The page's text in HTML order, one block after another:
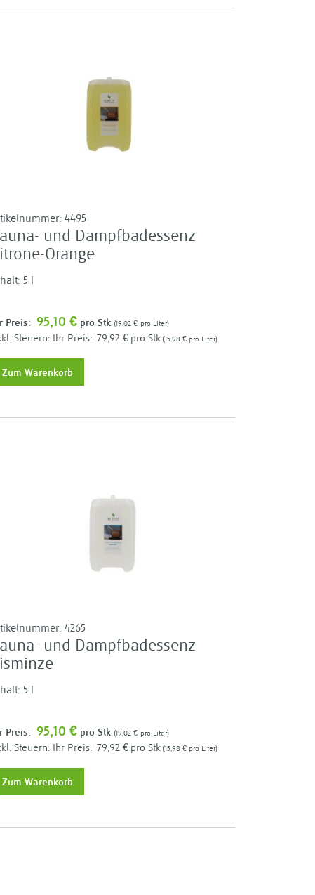
4495
und Dampfbadessenz
Orange
5 l
Preis: 95,10 € pro Stk 19,02 € pro Liter
Ihr Preis: 79,92 € pro Stk 15,98 € pro Liter
Zum Warenkorb
4265
und Dampfbadessenz
5 l
Preis: 95,10 € pro Stk 19,02 € pro Liter
Ihr Preis: 79,92 € pro Stk 15,98 € pro Liter
Zum Warenkorb